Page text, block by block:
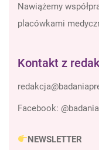
Nawiążemy
placówkami
Kontakt z
Facebook:
NEWSLETTER